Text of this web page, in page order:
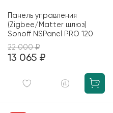
Панель управления
(Zigbee/Matter шлюз)
Sonoff NSPanel PRO 120
22 000 ₽
13 065 ₽